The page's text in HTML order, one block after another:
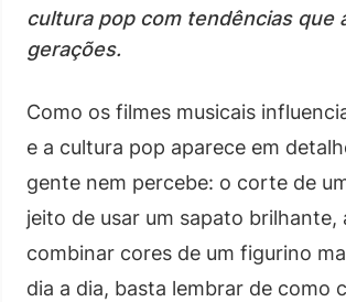
cultura pop com tendências que
gerações.
Como os filmes musicais
e a cultura pop aparece em
gente nem percebe: o corte de
jeito de usar um sapato brilhante,
combinar cores de um figurino
dia a dia, basta lembrar de como